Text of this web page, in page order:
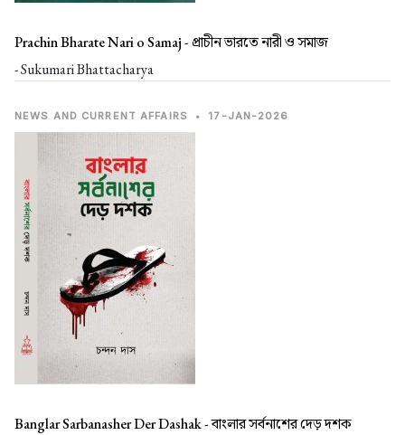
Prachin Bharate Nari o Samaj -প্রাচীন ভারতে নারী ও সমাজ
- Sukumari Bhattacharya
NEWS AND CURRENT AFFAIRS • 17-JAN-2026
Banglar Sarbanasher Der Dashak -বাংলার সর্বনাশের দেড় দশক